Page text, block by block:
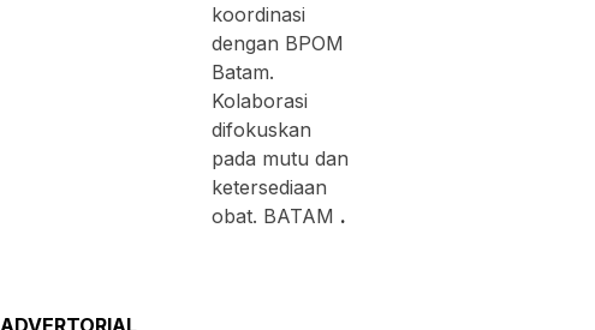
koordinasi
dengan BPOM
Batam.
Kolaborasi
difokuskan
pada mutu dan
ketersediaan
obat. BATAM .
ADVERTORIAL